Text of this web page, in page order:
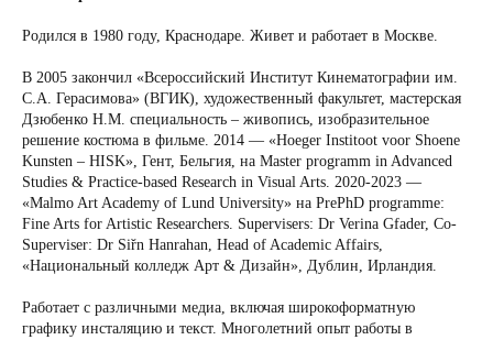
Родился в 1980 году, Краснодаре. Живет и работает в Москве.
В 2005 закончил «Всероссийский Институт Кинематографии им.
С.А. Герасимова» (ВГИК), художественный факультет, мастерская
Дзюбенко Н.М. специальность – живопись, изобразительное
решение костюма в фильме. 2014 — «Hoeger Institoot voor Shoene
Kunsten – HISK», Гент, Бельгия, на Master programm in Advanced
Studies & Practice-based Research in Visual Arts. 2020-2023 —
«Malmo Art Academy of Lund University» на PrePhD programme:
Fine Arts for Artistic Researchers. Supervisers: Dr Verina Gfader, Co-
Superviser: Dr Siřn Hanrahan, Head of Academic Affairs,
«Национальный колледж Арт & Дизайн», Дублин, Ирландия.
Работает с различными медиа, включая широкоформатную
графику инсталяцию и текст. Многолетний опыт работы в